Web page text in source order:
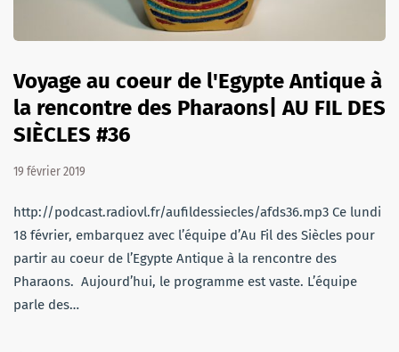
Voyage au coeur de l'Egypte Antique à
la rencontre des Pharaons| AU FIL DES
SIÈCLES #36
19 février 2019
http://podcast.radiovl.fr/aufildessiecles/afds36.mp3 Ce lundi
18 février, embarquez avec l’équipe d’Au Fil des Siècles pour
partir au coeur de l’Egypte Antique à la rencontre des
Pharaons. Aujourd’hui, le programme est vaste. L’équipe
parle des…